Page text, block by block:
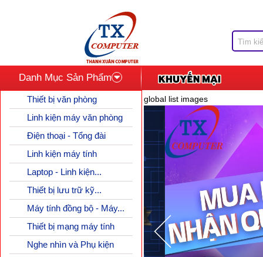
Danh Mục Sản Phẩm
Thiết bị văn phòng
Linh kiện máy văn phòng
Điện thoại - Tổng đài
Linh kiện máy tính
Laptop - Linh kiện...
Thiết bị lưu trữ kỹ...
Máy tính đồng bộ - Máy...
Thiết bị mạng máy tính
Nghe nhìn và Phụ kiện
global list images